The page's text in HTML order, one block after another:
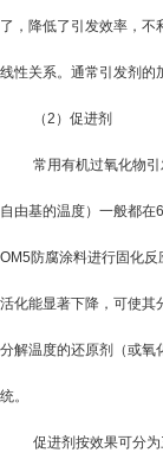
了，降低了引发效率，不
线性关系。通常引发剂的
（2 ）促进剂
常用有机过氧化物
自由基的温度）一般都在
OM5防腐涂料进行固化反
活化能显著下降，可使其
分解温度的还原剂（或氧
统。
促进剂按效果可分